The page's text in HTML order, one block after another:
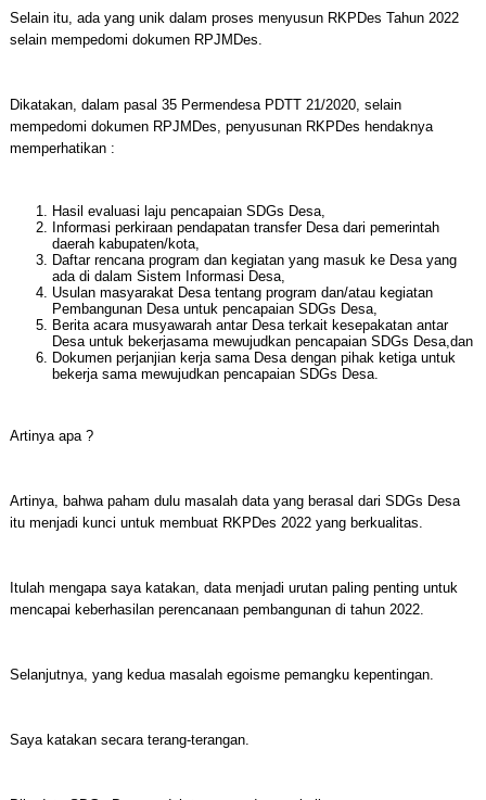
Selain itu, ada yang unik dalam proses menyusun RKPDes Tahun 2022
selain mempedomi dokumen RPJMDes.
Dikatakan, dalam pasal 35 Permendesa PDTT 21/2020, selain
mempedomi dokumen RPJMDes, penyusunan RKPDes hendaknya
memperhatikan :
Hasil evaluasi laju pencapaian SDGs Desa,
Informasi perkiraan pendapatan transfer Desa dari pemerintah
daerah kabupaten/kota,
Daftar rencana program dan kegiatan yang masuk ke Desa yang
ada di dalam Sistem Informasi Desa,
Usulan masyarakat Desa tentang program dan/atau kegiatan
Pembangunan Desa untuk pencapaian SDGs Desa,
Berita acara musyawarah antar Desa terkait kesepakatan antar
Desa untuk bekerjasama mewujudkan pencapaian SDGs Desa,dan
Dokumen perjanjian kerja sama Desa dengan pihak ketiga untuk
bekerja sama mewujudkan pencapaian SDGs Desa.
Artinya apa ?
Artinya, bahwa paham dulu masalah data yang berasal dari SDGs Desa
itu menjadi kunci untuk membuat RKPDes 2022 yang berkualitas.
Itulah mengapa saya katakan, data menjadi urutan paling penting untuk
mencapai keberhasilan perencanaan pembangunan di tahun 2022.
Selanjutnya, yang kedua masalah egoisme pemangku kepentingan.
Saya katakan secara terang-terangan.